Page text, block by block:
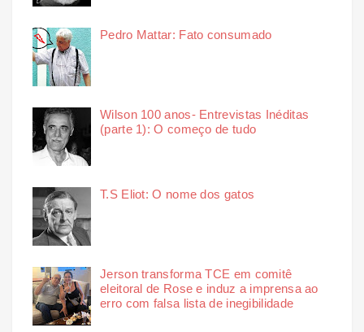
Pedro Mattar: Fato consumado
Wilson 100 anos- Entrevistas Inéditas
(parte 1): O começo de tudo
T.S Eliot: O nome dos gatos
Jerson transforma TCE em comitê
eleitoral de Rose e induz a imprensa ao
erro com falsa lista de inegibilidade